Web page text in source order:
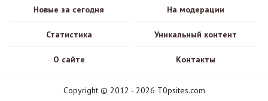
Новые за сегодня На модерации
Статистика Уникальный контент
О сайте Контакты
Copyright © 2012 - 2026 T0psites.com